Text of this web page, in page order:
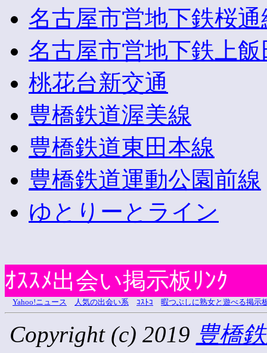
名古屋市営地下鉄桜通
名古屋市営地下鉄上飯
桃花台新交通
豊橋鉄道渥美線
豊橋鉄道東田本線
豊橋鉄道運動公園前線
ゆとりーとライン
ｵｽｽﾒ出会い掲示板ﾘﾝｸ
Yahoo!ニュース 人気の出会い系 ｺｽﾄｺ 暇つぶしに熟女と遊べる掲示
Copyright (c) 2019 豊橋